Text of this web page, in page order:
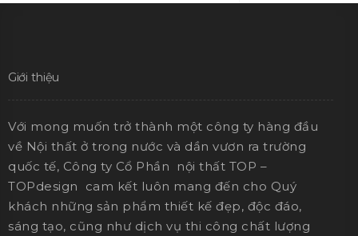
Giới thiệu
Với mong muốn trở thành một công ty hàng đầu
về Nội thất ở trong nước và dần vươn ra trường
quốc tế, Công ty Cổ Phần nội thất TOP –
TOPdesign cam kết luôn mang đến cho Quý
khách những sản phẩm thiết kế đẹp, độc đáo,
sáng tạo, cũng như dịch vụ thi công chất lượng